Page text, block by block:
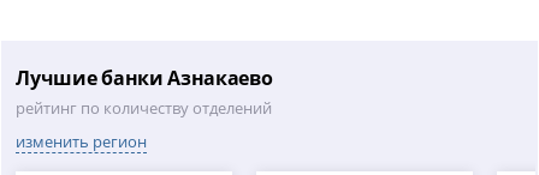
Лучшие банки Азнакаево
рейтинг по количеству отделений
изменить регион